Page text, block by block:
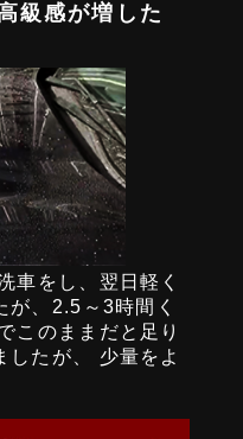
級感が増した
車をし、翌日軽く
が、2.5～3時間く
このままだと足り
したが、 少量をよ